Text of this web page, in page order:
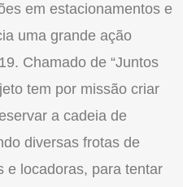
em estacionamentos e
uma grande ação
Chamado de “Juntos
tem por missão criar
a cadeia de
diversas frotas de
e locadoras, para tentar